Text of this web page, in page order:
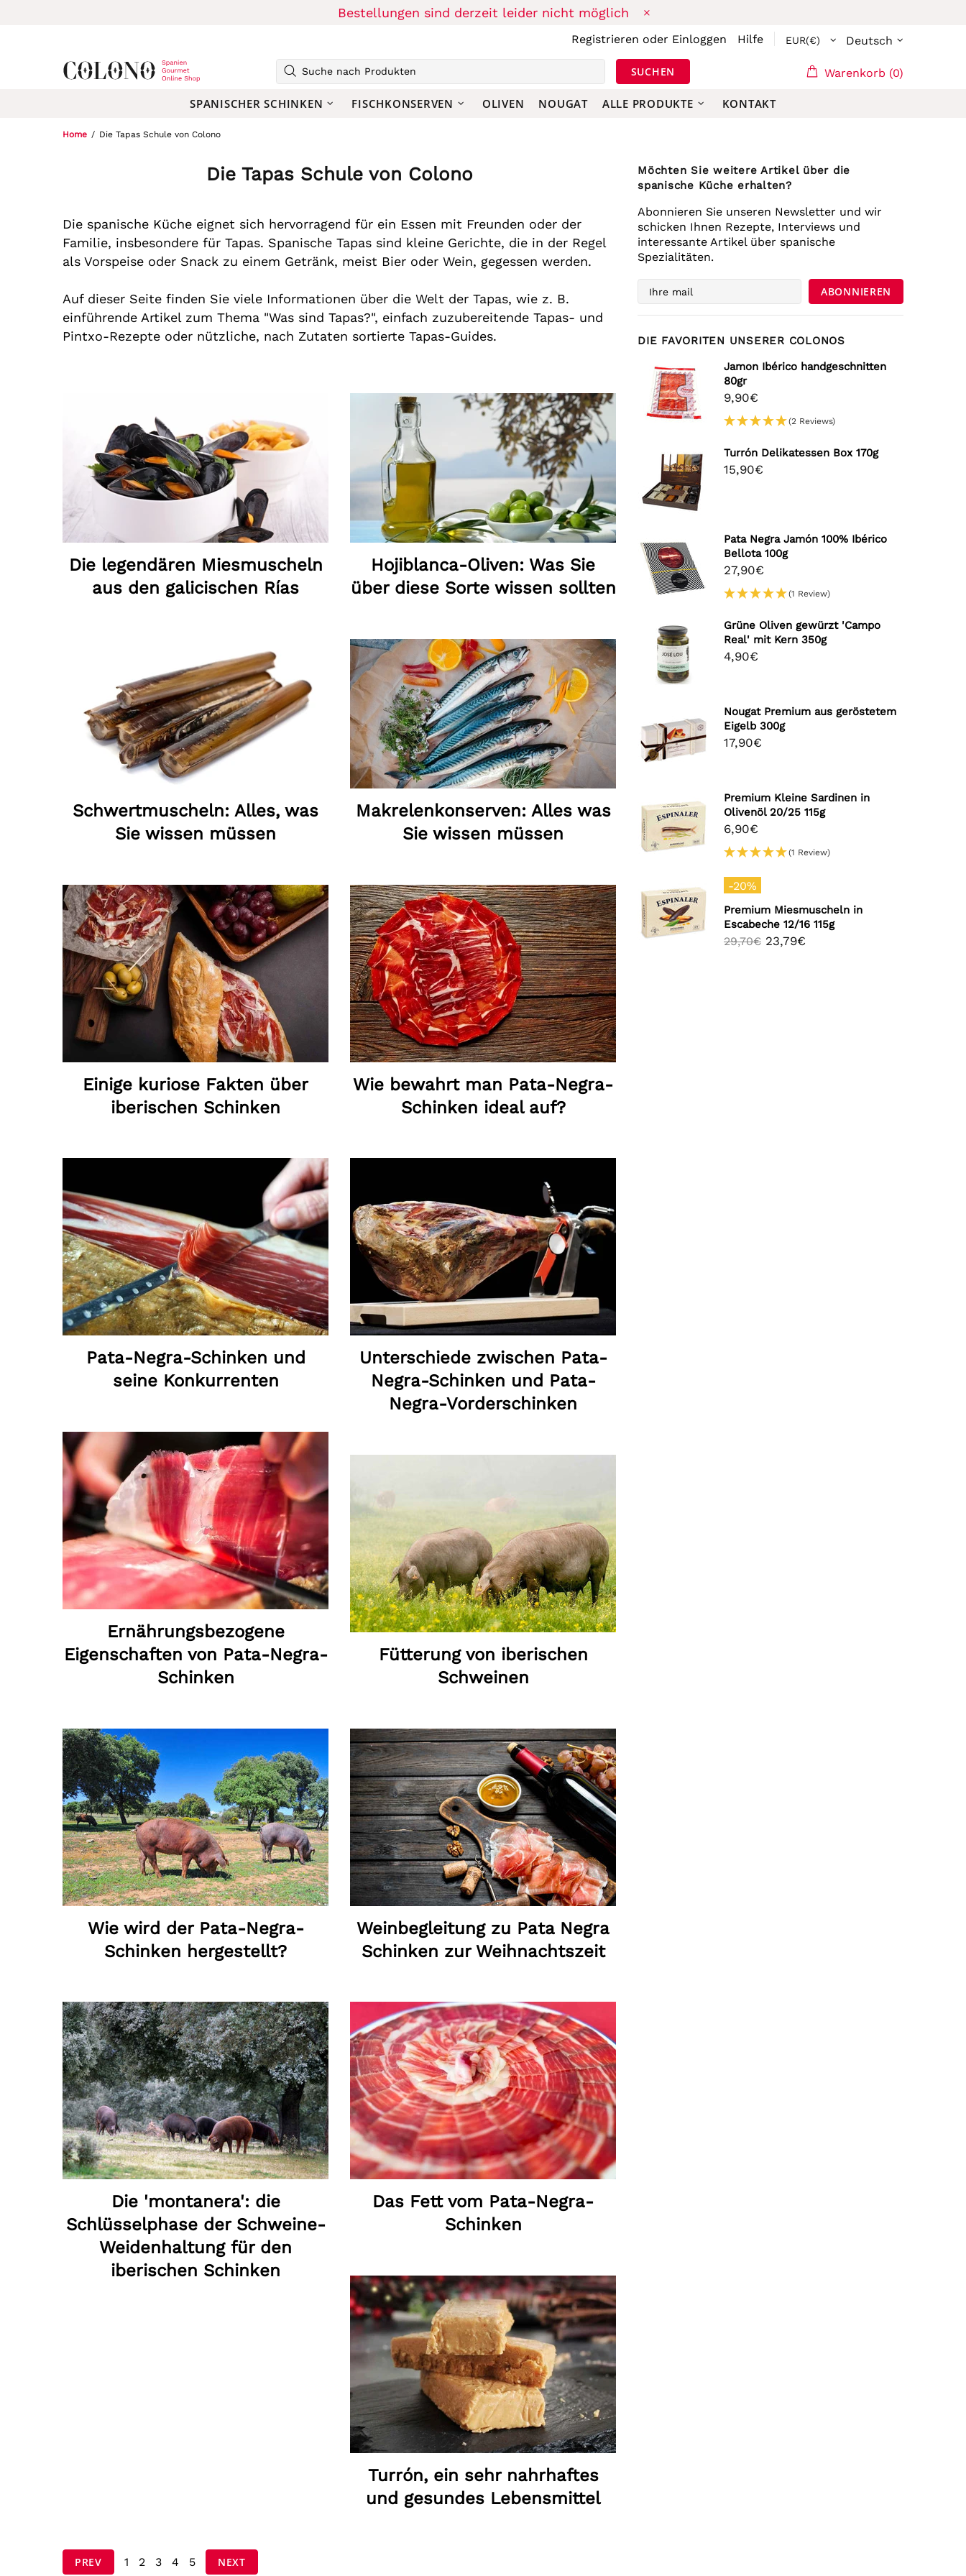
Bestellungen sind derzeit leider nicht möglich
Registrieren oder Einloggen Hilfe Deutsch
SUCHEN Warenkorb (0)
SPANISCHER SCHINKEN FISCHKONSERVEN OLIVEN NOUGAT ALLE PRODUKTE KONTAKT
Home Die Tapas Schule von Colono
Möchten Sie weitere Artikel über die
spanische Küche erhalten?
Abonnieren Sie unseren Newsletter und wir
schicken Ihnen Rezepte, Interviews und
interessante Artikel über spanische
Spezialitäten.
DIE FAVORITEN UNSERER COLONOS
Jamon Ibérico handgeschnitten
80gr
9,90€
(2 Reviews)
Turrón Delikatessen Box 170g
15,90€
Pata Negra Jamón 100% Ibérico
Bellota 100g
27,90€
(1 Review)
Grüne Oliven gewürzt 'Campo
Real' mit Kern 350g
4,90€
Nougat Premium aus geröstetem
Eigelb 300g
17,90€
Premium Kleine Sardinen in
Olivenöl 20/25 115g
6,90€
(1 Review)
-20%
Premium Miesmuscheln in
Escabeche 12/16 115g
29,70€ 23,79€
Die Tapas Schule von Colono
Die spanische Küche eignet sich hervorragend für ein Essen mit Freunden oder der
Familie, insbesondere für Tapas. Spanische Tapas sind kleine Gerichte, die in der Regel
als Vorspeise oder Snack zu einem Getränk, meist Bier oder Wein, gegessen werden.
Auf dieser Seite finden Sie viele Informationen über die Welt der Tapas, wie z. B.
einführende Artikel zum Thema "Was sind Tapas?", einfach zuzubereitende Tapas- und
Pintxo-Rezepte oder nützliche, nach Zutaten sortierte Tapas-Guides.
Die legendären Miesmuscheln
aus den galicischen Rías
Hojiblanca-Oliven: Was Sie
über diese Sorte wissen sollten
Schwertmuscheln: Alles, was
Sie wissen müssen
Makrelenkonserven: Alles was
Sie wissen müssen
Einige kuriose Fakten über
iberischen Schinken
Wie bewahrt man Pata-Negra-
Schinken ideal auf?
Pata-Negra-Schinken und
seine Konkurrenten
Unterschiede zwischen Pata-
Negra-Schinken und Pata-
Negra-Vorderschinken
Ernährungsbezogene
Eigenschaften von Pata-Negra-
Schinken
Fütterung von iberischen
Schweinen
Wie wird der Pata-Negra-
Schinken hergestellt?
Weinbegleitung zu Pata Negra
Schinken zur Weihnachtszeit
Die 'montanera': die
Schlüsselphase der Schweine-
Weidenhaltung für den
iberischen Schinken
Das Fett vom Pata-Negra-
Schinken
Turrón, ein sehr nahrhaftes
und gesundes Lebensmittel
PREV 1 2 3 4 5 NEXT